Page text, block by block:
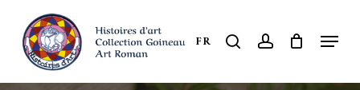
main
content
FR search account Menu
Close